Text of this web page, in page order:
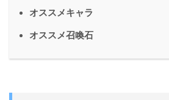
オススメキャラ
オススメ召喚石